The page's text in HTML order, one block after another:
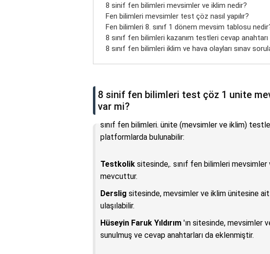
8 sinif fen bilimleri mevsimler ve iklim nedir?
Fen bilimleri mevsimler test çöz nasıl yapılır?
Fen bilimleri 8. sınıf 1 dönem mevsim tablosu
8 sınıf fen bilimleri kazanım testleri cevap anahtarı
8 sınıf fen bilimleri iklim ve hava olayları sınav
8 sinif fen bilimleri test çöz 1 unite
var mi?
sınıf fen bilimleri. ünite (mevsimler ve iklim)
platformlarda bulunabilir:
Testkolik sitesinde,. sınıf fen bilimleri
mevcuttur.
Derslig sitesinde, mevsimler ve iklim ünitesine
ulaşılabilir.
Hüseyin Faruk Yıldırım 'ın sitesinde, mevsimler
sunulmuş ve cevap anahtarları da eklenmiştir.